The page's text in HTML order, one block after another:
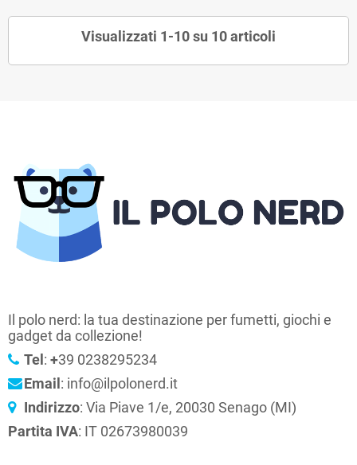
Visualizzati 1-10 su 10 articoli
Il polo nerd: la tua destinazione per fumetti, giochi e
gadget da collezione!
Tel : +39 0238295234
Email : info@ilpolonerd.it
Indirizzo: Via Piave 1/e, 20030 Senago (MI)
Partita IVA: IT 02673980039